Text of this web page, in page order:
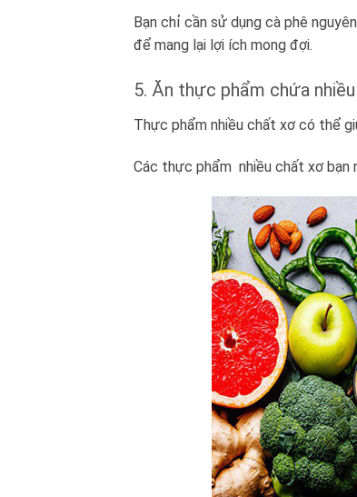
Bạn chỉ cần sử dụng cà phê
để mang lại lợi ích mong đợi.
5. Ăn thực phẩm chứa
Thực phẩm nhiều chất xơ có thể
Các thực phẩm nhiều chất xơ bạn